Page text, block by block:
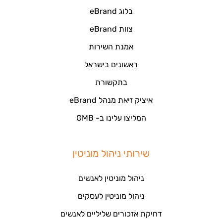
בלוג eBrand
צוות eBrand
אמנת השירות
ראשונים בישראל
בתקשורת
איציק זיאת מנהל eBrand
המליצו עלינו ב- GMB
שירותי ניהול מוניטין
ניהול מוניטין לאנשים
ניהול מוניטין לעסקים
דחיקת אזכורים שליליים לאנשים